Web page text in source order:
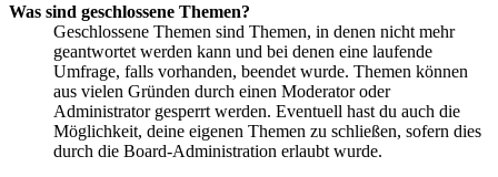
Was sind geschlossene Themen?
Geschlossene Themen sind Themen, in denen nicht mehr
geantwortet werden kann und bei denen eine laufende
Umfrage, falls vorhanden, beendet wurde. Themen können
aus vielen Gründen durch einen Moderator oder
Administrator gesperrt werden. Eventuell hast du auch die
Möglichkeit, deine eigenen Themen zu schließen, sofern dies
durch die Board-Administration erlaubt wurde.